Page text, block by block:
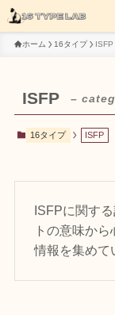
ホーム 16タイプ ISFP
ISFP –
16タイプ ISFP
ISFPに関す
トの意味か
情報を集めて